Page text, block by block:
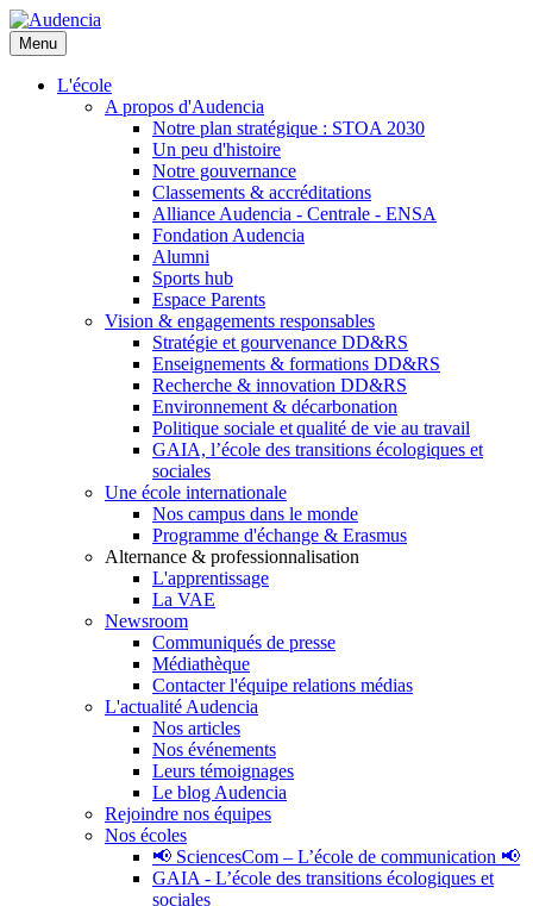
Aller
au
contenu
principal
Menu
L'école
A propos d'Audencia
Notre plan stratégique : STOA 2030
Un peu d'histoire
Notre gouvernance
Classements & accréditations
Alliance Audencia - Centrale - ENSA
Fondation Audencia
Alumni
Sports hub
Espace Parents
Vision & engagements responsables
Stratégie et gourvenance DD&RS
Enseignements & formations DD&RS
Recherche & innovation DD&RS
Environnement & décarbonation
Politique sociale et qualité de vie au travail
GAIA, l’école des transitions écologiques et
sociales
Une école internationale
Nos campus dans le monde
Programme d'échange & Erasmus
Alternance & professionnalisation
L'apprentissage
La VAE
Newsroom
Communiqués de presse
Médiathèque
Contacter l'équipe relations médias
L'actualité Audencia
Nos articles
Nos événements
Leurs témoignages
Le blog Audencia
Rejoindre nos équipes
Nos écoles
📢 SciencesCom – L’école de communication 📢
GAIA - L’école des transitions écologiques et
sociales